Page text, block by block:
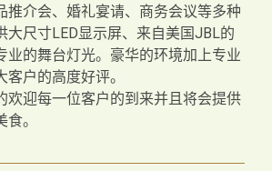
推介会、婚礼宴请、商务会议等多种
大尺寸LED显示屏、来自美国JBL的
业的舞台灯光。豪华的环境加上专业
户的高度好评。
欢迎每一位客户的到来并且将会提供
。